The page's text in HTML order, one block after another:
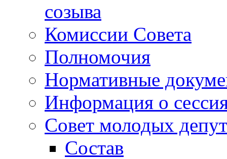
созыва
Комиссии Совета
Полномочия
Нормативные
Информация о
Совет молодых
Состав